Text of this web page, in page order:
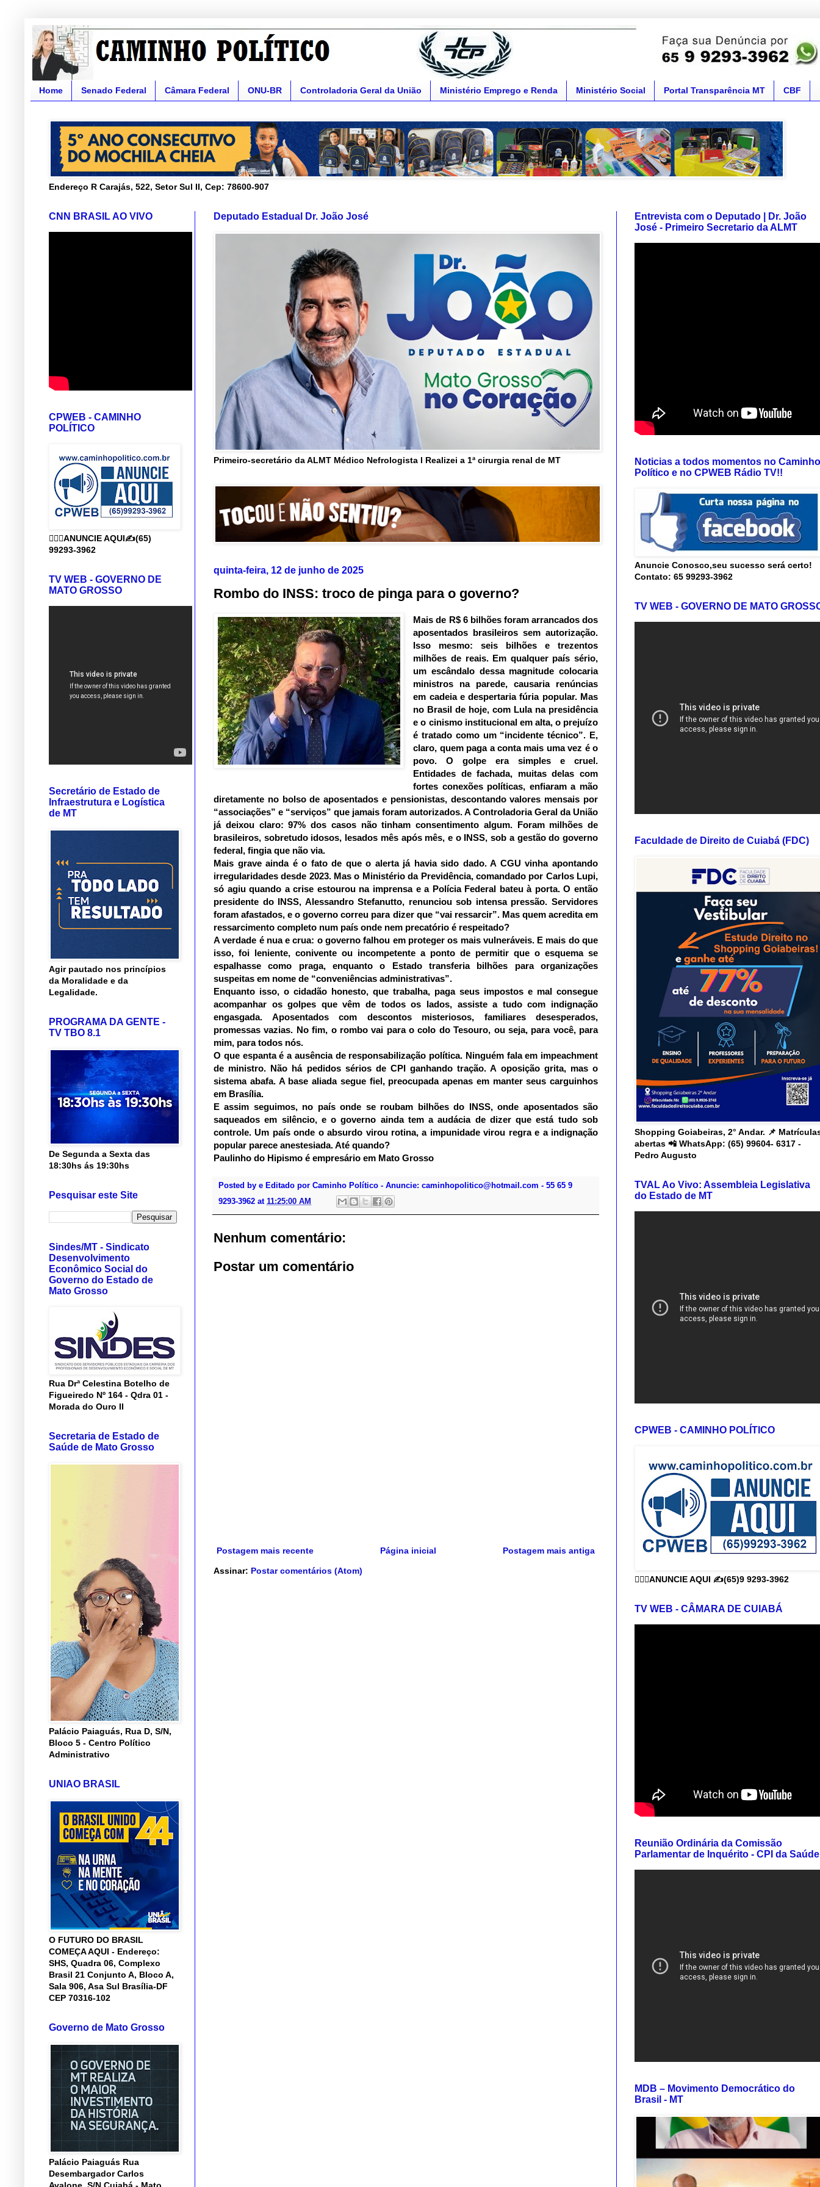
Home Senado Federal Câmara Federal ONU-BR Controladoria Geral da União Ministério Emprego e Renda Ministério Social Portal Transparência MT CBF
Endereço R Carajás, 522, Setor Sul II, Cep: 78600-907
Deputado Estadual Dr. João José
Primeiro-secretário da ALMT Médico Nefrologista l Realizei a 1ª cirurgia renal de MT
quinta-feira, 12 de junho de 2025
Rombo do INSS: troco de pinga para o governo?
Mais de R$ 6 bilhões foram arrancados dos
aposentados brasileiros sem autorização.
Isso mesmo: seis bilhões e trezentos
milhões de reais. Em qualquer país sério,
um escândalo dessa magnitude colocaria
ministros na parede, causaria renúncias
em cadeia e despertaria fúria popular. Mas
no Brasil de hoje, com Lula na presidência
e o cinismo institucional em alta, o prejuízo
é tratado como um “incidente técnico”. E,
claro, quem paga a conta mais uma vez é o
povo.O golpe era simples e cruel.
Entidades de fachada, muitas delas com
fortes conexões políticas, enfiaram a mão
diretamente no bolso de aposentados e pensionistas, descontandovalores mensais por
“associações” e “serviços” que jamais foram autorizados. A Controladoria Geral da União
já deixou claro: 97% dos casos não tinham consentimento algum. Foram milhões de
brasileiros, sobretudo idosos, lesados mês após mês, e o INSS, sob a gestão do governo
federal, fingia que não via.
Mais grave ainda é o fato de que o alerta já havia sido dado. A CGU vinha apontando
irregularidades desde 2023. Mas o Ministério da Previdência, comandado por Carlos Lupi,
só agiu quando a crise estourou na imprensa e a Polícia Federal bateu à porta. O então
presidente do INSS, Alessandro Stefanutto, renunciou sob intensa pressão. Servidores
foram afastados, e o governo correu para dizer que “vai ressarcir”. Mas quem acredita em
ressarcimento completo num país onde nem precatório é respeitado?
A verdade é nua e crua: o governo falhou em proteger os mais vulneráveis. E mais do que
isso, foi leniente, conivente ou incompetente a ponto de permitir que o esquema se
espalhasse como praga, enquanto o Estado transferia bilhões para organizações
suspeitas em nome de “conveniências administrativas”.
Enquanto isso, o cidadão honesto, que trabalha, paga seus impostos e mal consegue
acompanhar os golpes que vêm de todos os lados, assiste a tudo com indignação
engasgada. Aposentados com descontos misteriosos, familiares desesperados,
promessas vazias. No fim, o rombo vai para o colo do Tesouro, ou seja, para você, para
mim, para todos nós.
O que espanta é a ausência de responsabilização política. Ninguém fala em impeachment
de ministro. Não há pedidos sérios de CPI ganhando tração. A oposição grita, mas o
sistema abafa. A base aliada segue fiel, preocupada apenas em manter seus carguinhos
em Brasília.
E assim seguimos, no país onde se roubam bilhões do INSS, onde aposentados são
saqueados em silêncio, e o governo ainda tem a audácia de dizer que está tudo sob
controle. Um país onde o absurdo virou rotina, a impunidade virou regra e a indignação
popular parece anestesiada. Até quando?
Paulinho do Hipismo é empresário em Mato Grosso
Posted by e Editado por Caminho Político - Anuncie: caminhopolitico@hotmail.com - 55 65 9
9293-3962 at 11:25:00 AM
Nenhum comentário:
Postar um comentário
Postagem mais recente Postagem mais antiga
Página inicial
Assinar: Postar comentários (Atom)
CNN BRASIL AO VIVO
CPWEB - CAMINHO
POLÍTICO
👨🏻‍⚕️ANUNCIE AQUI✍️(65)
99293-3962
TV WEB - GOVERNO DE
MATO GROSSO
Secretário de Estado de
Infraestrutura e Logística
de MT
Agir pautado nos princípios
da Moralidade e da
Legalidade.
PROGRAMA DA GENTE -
TV TBO 8.1
De Segunda a Sexta das
18:30hs ás 19:30hs
Pesquisar este Site
Sindes/MT - Sindicato
Desenvolvimento
Econômico Social do
Governo do Estado de
Mato Grosso
Rua Drª Celestina Botelho de
Figueiredo Nº 164 - Qdra 01 -
Morada do Ouro II
Secretaria de Estado de
Saúde de Mato Grosso
Palácio Paiaguás, Rua D, S/N,
Bloco 5 - Centro Político
Administrativo
UNIAO BRASIL
O FUTURO DO BRASIL
COMEÇA AQUI - Endereço:
SHS, Quadra 06, Complexo
Brasil 21 Conjunto A, Bloco A,
Sala 906, Asa Sul Brasília-DF
CEP 70316-102
Governo de Mato Grosso
Palácio Paiaguás Rua
Desembargador Carlos
Avalone, S/N Cuiabá - Mato
Entrevista com o Deputado | Dr. João
José - Primeiro Secretario da ALMT
Noticias a todos momentos no Caminho
Político e no CPWEB Rádio TV!!
Anuncie Conosco,seu sucesso será certo!
Contato: 65 99293-3962
TV WEB - GOVERNO DE MATO
Faculdade de Direito de Cuiabá (FDC)
Shopping Goiabeiras, 2° Andar. 📌
abertas 📲 WhatsApp: (65) 99604- 6317 -
Pedro Augusto
TVAL Ao Vivo: Assembleia Legislativa
do Estado de MT
CPWEB - CAMINHO POLÍTICO
👨🏻‍⚕️ANUNCIE AQUI ✍️(65)9 9293-3962
TV WEB - CÂMARA DE CUIABÁ
Reunião Ordinária da Comissão
Parlamentar de Inquérito - CPI da Saúde
MDB – Movimento Democrático do
Brasil - MT